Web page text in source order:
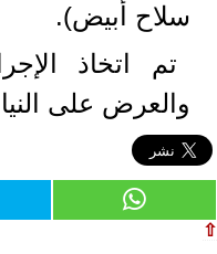
سلاح أبيض).
تم اتخاذ
والعرض على
⇧